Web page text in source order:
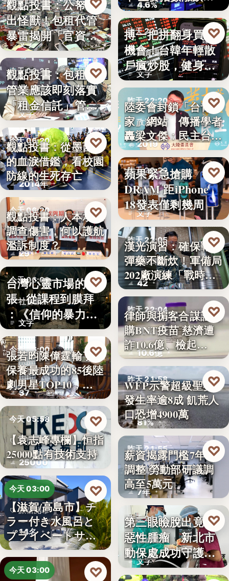
時事評論
文字
觀點投書：公帑養
出怪獸！包租代管
暴雷揭開「官資共
生」的制…
♡
今天 06:25
租賃政策
文字
觀點投書：包租代
管業應該即刻落實
「租金信託」管理
制度！才…
♡
今天 06:20
教育社會
2014年
觀點投書：從墨西哥
的血淚借鑑，看校園
防線的生死存亡
♡
今天 06:20
教育政策
29
觀點投書：人本承認
調查傷害，何以護航
濫訴制度？
♡
今天 06:00
社會觀察
文字
台灣心靈市場的擴
張─從課程到膜拜
：《信仰的暴力》
選摘（3…
♡
今天 06:00
娛樂排行
37
張若昀陳偉霆輸了！
保養最成功的85後陸
劇男星TOP10，…
♡
今天 05:58
股市分析
25000
【袁志峰專欄】恒指
25000點有技術支持
♡
今天 03:00
旅宿開幕
14名
【滋賀/高島市】チ
ラー付き水風呂と
プライベートサウ
ナを楽…
♡
今天 03:00 ♡
4.6%
見
昨天 22:35
投資理財
文字
搏一把拼翻身買房
機會！台韓年輕散
戶瘋炒股，健身網
紅開槓桿…
♡
昨天 22:20
政治法律
2019
陸委會封鎖「台青e
家」網站 傳播學者
轟梁文傑：民主台灣
的…
♡
昨天 22:20
供應鏈
文字
蘋果緊急搶購
DRAM 距iPhone
18發表僅剩幾周
♡
昨天 22:05
國防軍事
42
漢光演習：確保戰時
彈藥不斷炊！軍備局
202廠演練「戰時
產…
♡
昨天 22:04
司法犯罪
10.6億
律師與掮客合謀誆可
購BNT疫苗 慈濟遭
詐10.6億、檢起…
♡
昨天 21:58
氣候警報
81%
WFP示警超級聖嬰
發生率逾8成 飢荒人
口恐增4900萬
♡
昨天 21:55
勞動政策
7年
薪資揭露門檻7年未
調整 勞動部研議調
高至5萬元
♡
昨天 21:26
寵物醫療
文字
第三眼瞼脫出竟藏
惡性腫瘤 新北市
動保處成功守護校
園犬
♡